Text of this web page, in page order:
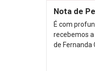
Nota de
É com
recebemos
de Fernanda